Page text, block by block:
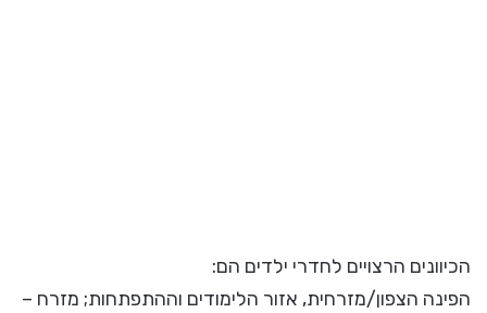
הכיוונים הרצויים לחדרי ילדים הם:
הפינה הצפון/מזרחית, אזור הלימודים וההתפתחות; מזרח –